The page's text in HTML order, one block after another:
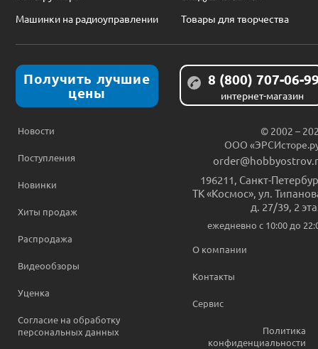
Машинки на радиоуправлении
Товары для творчества
Получить лучшие
цены
8 (800) 707-06-
интернет-магазин
Новости
Поступления
Новинки
Хиты продаж
Распродажа
Видеообзоры
Уценка
Согласие на обработку
персональных данных
© 2002 –
ООО
196211 Санкт-
ТК «Космос», ул.
д. 27/39, 2
ежедневно c 10:00 до
О компании
Контакты
Сервис
Политика
конфиденциальности